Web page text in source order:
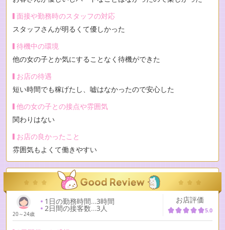
面接や勤務時のスタッフの対応
スタッフさんが明るくて優しかった
待機中の環境
他の女の子とか気にすることなく待機ができた
お店の待遇
短い時間でも稼げたし、嘘はなかったので安心した
他の女の子との接点や雰囲気
関わりはない
お店の良かったこと
雰囲気もよくて働きやすい
20～24歳
1日の勤務時間…3時間
2日間の接客数…3人
お店評価
5.0